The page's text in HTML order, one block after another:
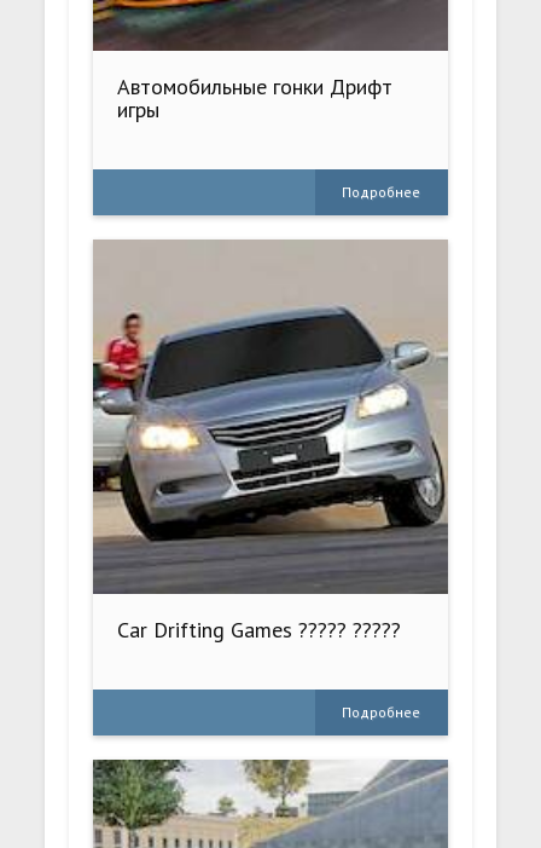
Автомобильные гонки Дрифт
игры
Подробнее
Car Drifting Games ????? ?????
Подробнее